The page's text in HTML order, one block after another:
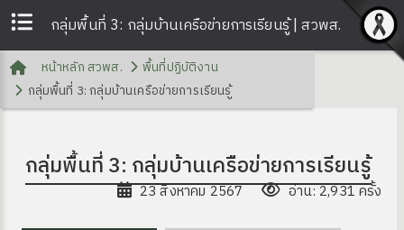
กลุ่มพื้นที่ 3: กลุ่มบ้านเครือข่ายการเรียนรู้ | สวพส.
หน้าหลัก สวพส.
พื้นที่ปฏิบัติงาน
กลุ่มพื้นที่ 3: กลุ่มบ้านเครือข่ายการเรียนรู้
กลุ่มพื้นที่ 3: กลุ่มบ้านเครือข่ายการเรียนรู้
23 สิงหาคม 2567 อ่าน: 2,931 ครั้ง